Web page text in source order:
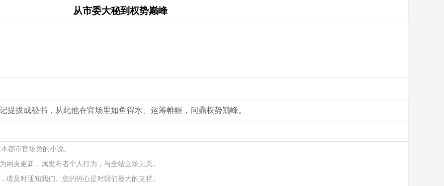
从市委大秘到权势巅峰
拔成秘书，从此他在官场里如鱼得水、运筹帷幄，问鼎权势巅峰。
都市官场类的小说。
网友更新，属发布者个人行为，与全站立场无关。
请及时通知我们。您的热心是对我们最大的支持。